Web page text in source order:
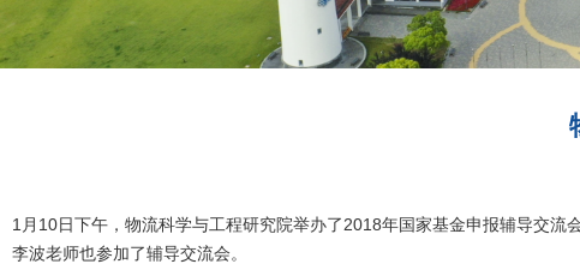
1月10日下午，物流科学与工程研究院举办了2018年国家基金申报辅导交
李波老师也参加了辅导交流会。